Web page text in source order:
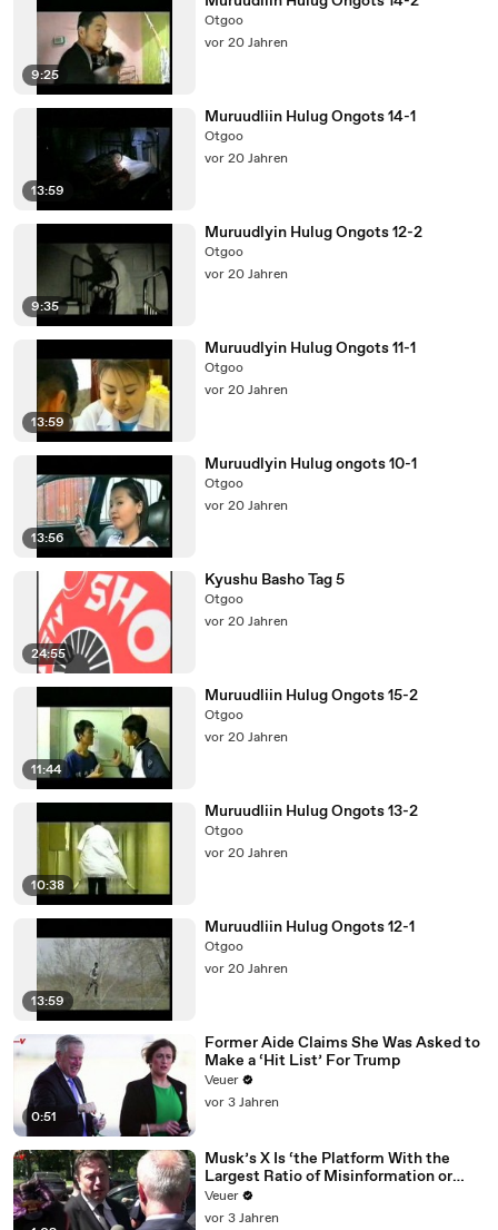
9:25
Otgoo
vor 20 Jahren
13:59
Muruudliin Hulug Ongots 14-1
Otgoo
vor 20 Jahren
9:35
Muruudlyin Hulug Ongots 12-2
Otgoo
vor 20 Jahren
13:59
Muruudlyin Hulug Ongots 11-1
Otgoo
vor 20 Jahren
13:56
Muruudlyin Hulug ongots 10-1
Otgoo
vor 20 Jahren
24:55
Kyushu Basho Tag 5
Otgoo
vor 20 Jahren
11:44
Muruudliin Hulug Ongots 15-2
Otgoo
vor 20 Jahren
10:38
Muruudliin Hulug Ongots 13-2
Otgoo
vor 20 Jahren
13:59
Muruudliin Hulug Ongots 12-1
Otgoo
vor 20 Jahren
0:51
Former Aide Claims She Was Asked to
Make a ‘Hit List’ For Trump
Veuer
vor 3 Jahren
Musk’s X Is ‘the Platform With the
Largest Ratio of Misinformation or
Disinformation’ Amongst All Social
Media Platforms
Veuer
vor 3 Jahren